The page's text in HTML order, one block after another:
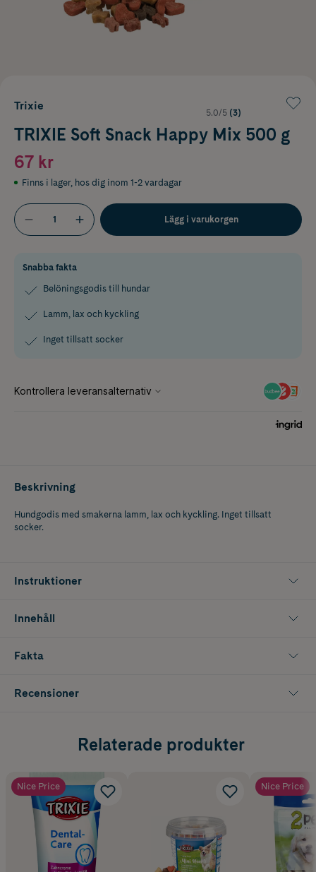
Trixie
5.0/5 (3)
TRIXIE Soft Snack Happy Mix 500 g
67 kr
Finns i lager, hos dig inom 1-2 vardagar
Lägg i varukorgen
Snabba fakta
Belöningsgodis till hundar
Lamm, lax och kyckling
Inget tillsatt socker
Beskrivning
Hundgodis med smakerna lamm, lax och kyckling. Inget tillsatt
socker.
Instruktioner
Innehåll
Fakta
Recensioner
Relaterade produkter
Nice Price Nice Price